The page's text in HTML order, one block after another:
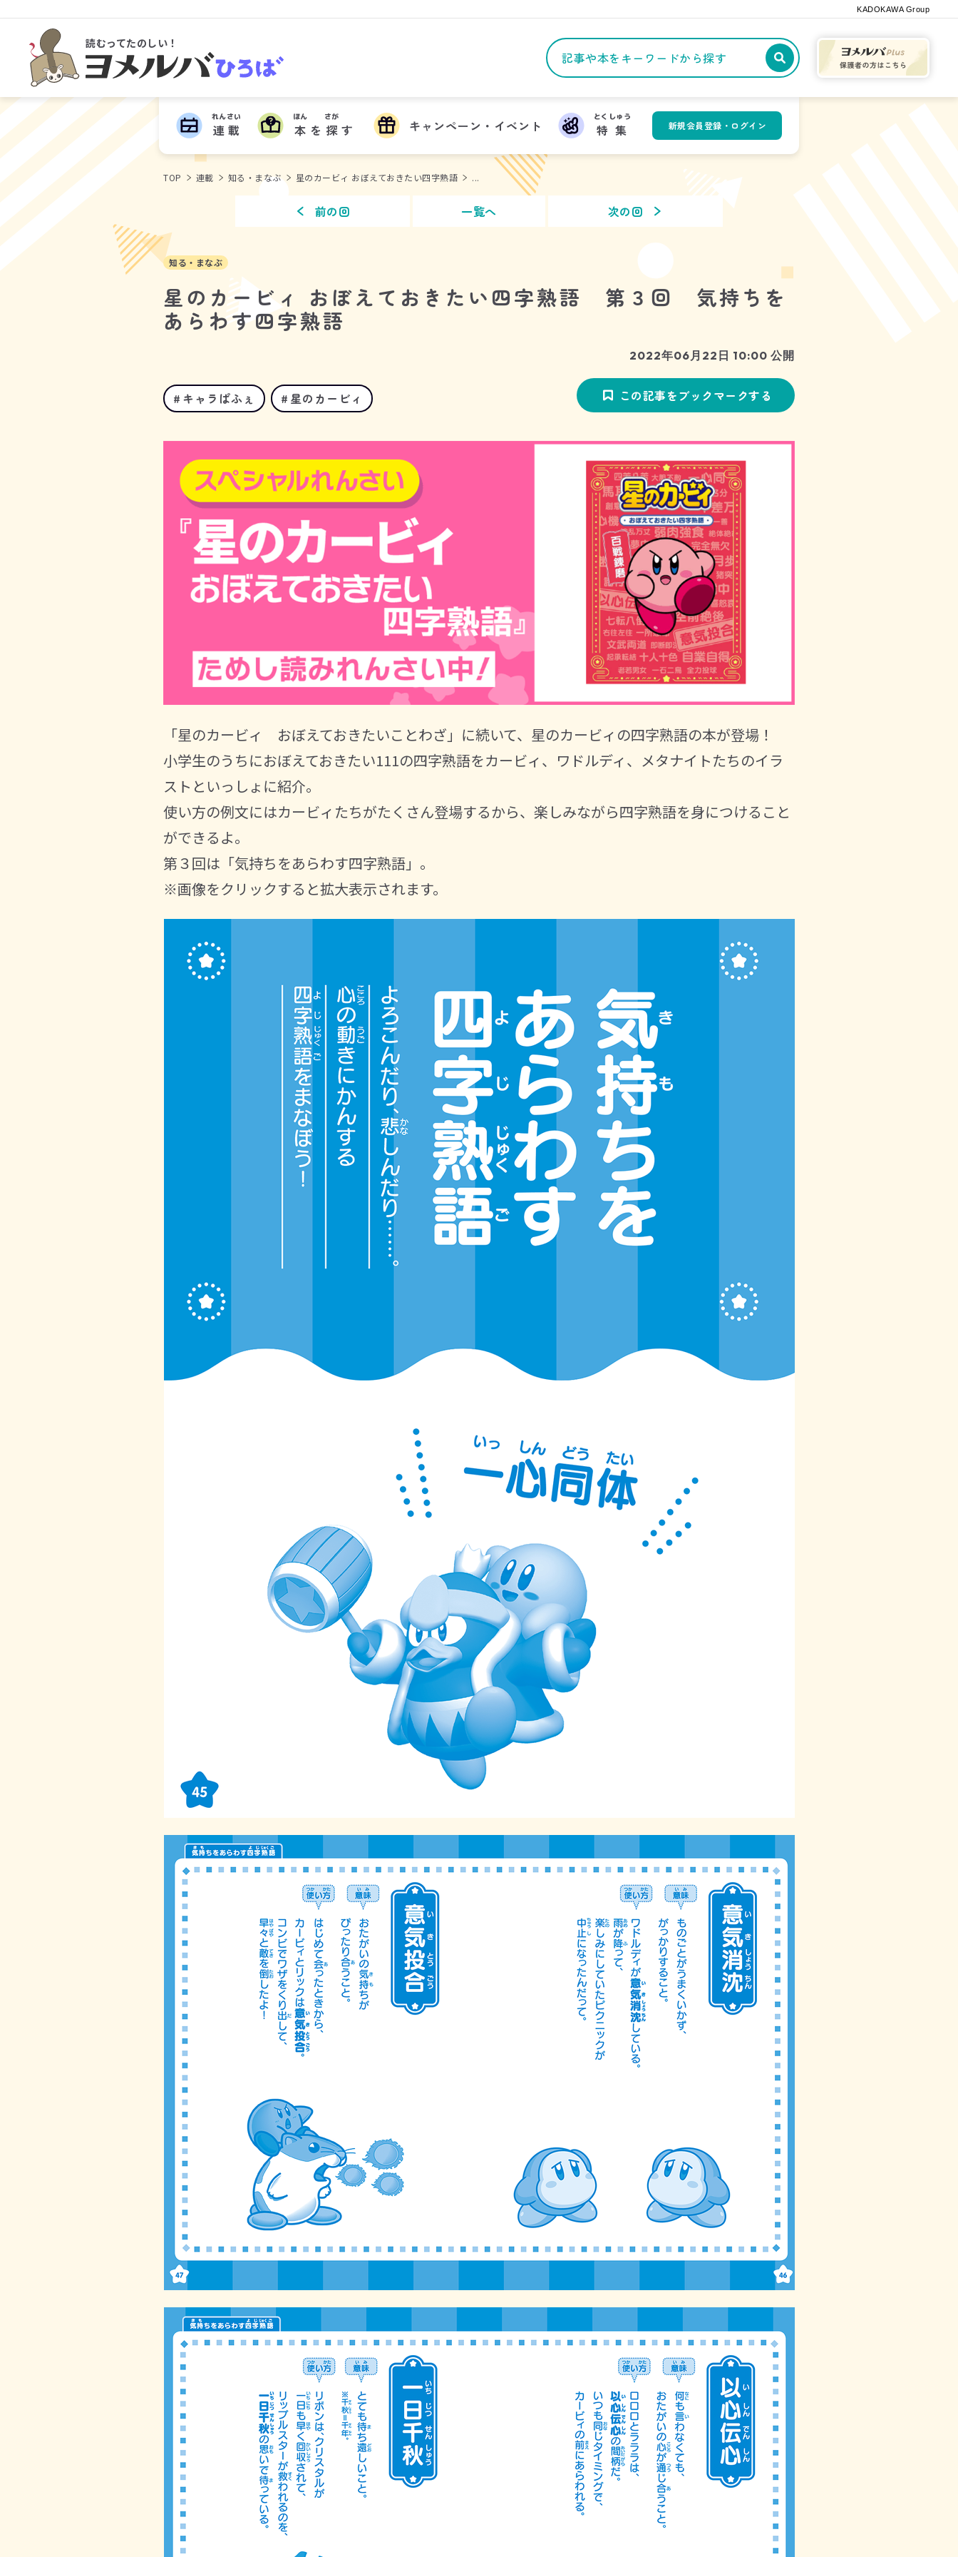
KADOKAWA Group
読むってたのしい！
ヨメルバひろば 記事や本をキーワードから探す
連載
れんさい
本
ほん
を 探
さが
す キャンペーン・イベント 特集
とくしゅう
新規会員登録・ログイン
TOP 連載 知る・まなぶ 星のカービィ おぼえておきたい四字熟語 ...
前の回 一覧へ 次の回
知る・まなぶ
星のカービィ おぼえておきたい四字熟語 第３回 気持ちを
あらわす四字熟語
2022年06月22日 10:00 公開
キャラぱふぇ 星のカービィ この記事をブックマークする
「星のカービィ おぼえておきたいことわざ」に続いて、星のカービィの四字熟語の本が登場！
小学生のうちにおぼえておきたい111の四字熟語をカービィ、ワドルディ、メタナイトたちのイラ
ストといっしょに紹介。
使い方の例文にはカービィたちがたくさん登場するから、楽しみながら四字熟語を身につけること
ができるよ。
第３回は「気持ちをあらわす四字熟語」。
※画像をクリックすると拡大表示されます。